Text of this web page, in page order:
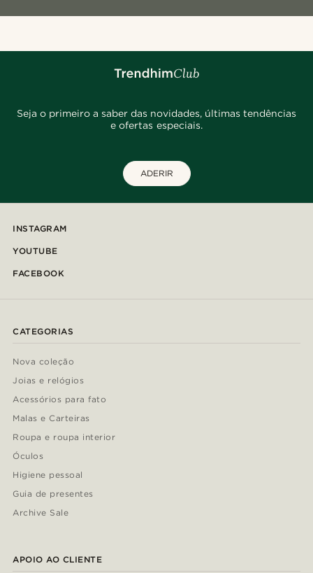
Seja o primeiro a saber das novidades, últimas tendências
e ofertas especiais.
ADERIR
INSTAGRAM
YOUTUBE
FACEBOOK
CATEGORIAS
Nova coleção
Joias e relógios
Acessórios para fato
Malas e Carteiras
Roupa e roupa interior
Óculos
Higiene pessoal
Guia de presentes
Archive Sale
APOIO AO CLIENTE